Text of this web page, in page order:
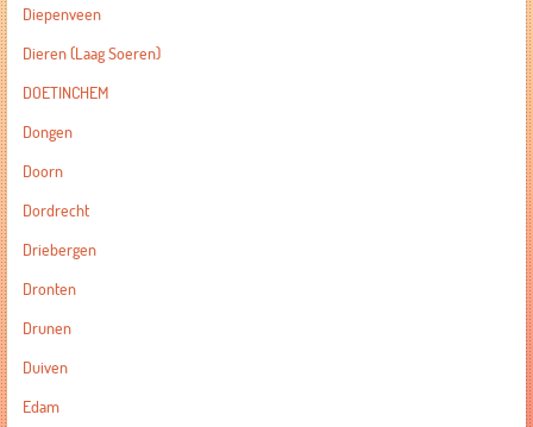
Diepenveen
Dieren (Laag Soeren)
DOETINCHEM
Dongen
Doorn
Dordrecht
Driebergen
Dronten
Drunen
Duiven
Edam